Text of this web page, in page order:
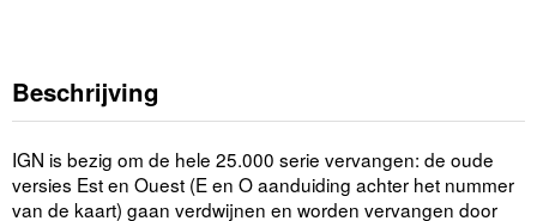
Beschrijving
IGN is bezig om de hele 25.000 serie vervangen: de oude
versies Est en Ouest (E en O aanduiding achter het nummer
van de kaart) gaan verdwijnen en worden vervangen door